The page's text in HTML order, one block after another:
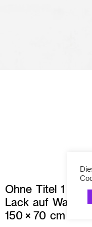
Ohne Titel 1 – 3,
Lack auf
150 × 70 cm